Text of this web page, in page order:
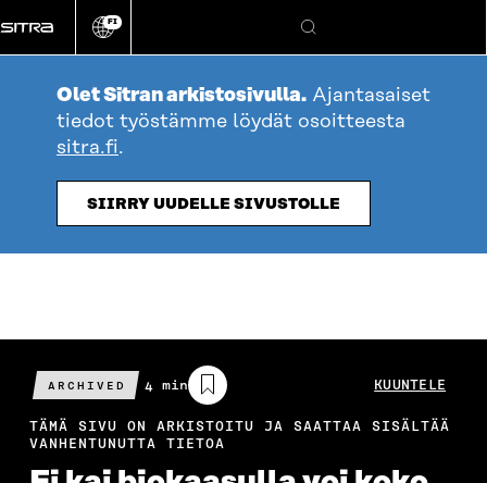
suoraan
sisältöön
Vaihda
kieli
FI
Hae
Olet Sitran arkistosivulla. Ajantasaiset
tiedot työstämme löydät osoitteesta
sitra.fi.
SIIRRY UUDELLE SIVUSTOLLE
ARCHIVED
Arvioitu
lukuaika
4 min KUUNTELE
TÄMÄ SIVU ON ARKISTOITU JA SAATTAA SISÄLTÄÄ
VANHENTUNUTTA TIETOA